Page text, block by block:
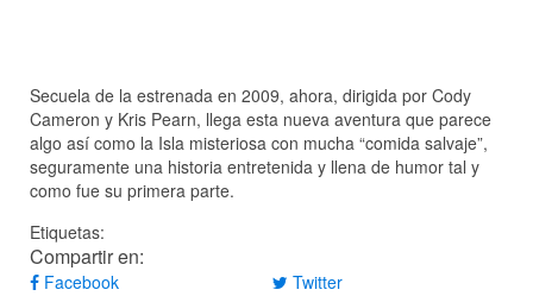
Secuela de la estrenada en 2009, ahora, dirigida por Cody
Cameron y Kris Pearn, llega esta nueva aventura que parece
algo así como la Isla misteriosa con mucha “comida salvaje”,
seguramente una historia entretenida y llena de humor tal y
como fue su primera parte.
Etiquetas:
Compartir en:
Facebook Twitter